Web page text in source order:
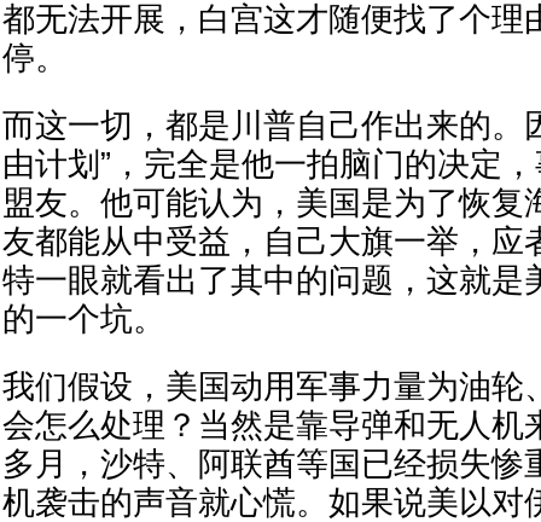
都无法开展，白宫这才随便找了个理
停。
而这一切，都是川普自己作出来的。
由计划”，完全是他一拍脑门的决定
盟友。他可能认为，美国是为了恢复
友都能从中受益，自己大旗一举，应
特一眼就看出了其中的问题，这就是
的一个坑。
我们假设，美国动用军事力量为油轮
会怎么处理？当然是靠导弹和无人机
多月，沙特、阿联酋等国已经损失惨
机袭击的声音就心慌。如果说美以对